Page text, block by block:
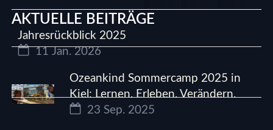
AKTUELLE BEITRÄGE
Jahresrückblick 2025
11 Jan. 2026
Ozeankind Sommercamp 2025 in
Kiel: Lernen. Erleben. Verändern.
23 Sep. 2025